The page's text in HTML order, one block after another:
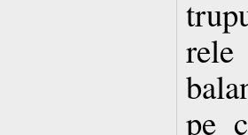
pe